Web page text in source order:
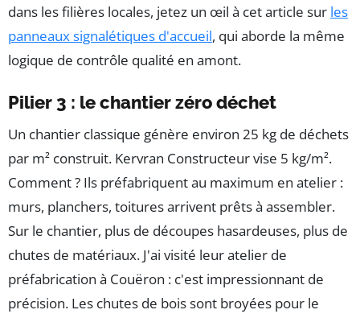
dans les filières locales, jetez un œil à cet article sur les
panneaux signalétiques d'accueil, qui aborde la même
logique de contrôle qualité en amont.
Pilier 3 : le chantier zéro déchet
Un chantier classique génère environ 25 kg de déchets
par m² construit. Kervran Constructeur vise 5 kg/m².
Comment ? Ils préfabriquent au maximum en atelier :
murs, planchers, toitures arrivent prêts à assembler.
Sur le chantier, plus de découpes hasardeuses, plus de
chutes de matériaux. J'ai visité leur atelier de
préfabrication à Couëron : c'est impressionnant de
précision. Les chutes de bois sont broyées pour le